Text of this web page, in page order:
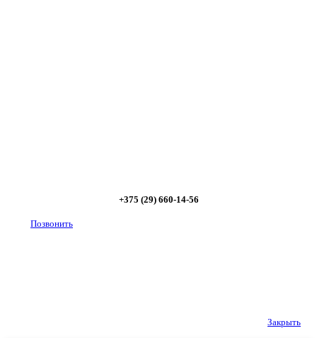
+375 (29) 660-14-56
Позвонить
Закрыть